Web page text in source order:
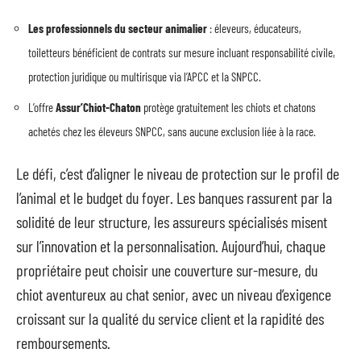
Les professionnels du secteur animalier : éleveurs, éducateurs,
toiletteurs bénéficient de contrats sur mesure incluant responsabilité civile,
protection juridique ou multirisque via l’APCC et la SNPCC.
L’offreAssur’Chiot-Chaton protège gratuitement les chiots et chatons
achetés chez les éleveurs SNPCC, sans aucune exclusion liée à la race.
Le défi, c’est d’aligner le niveau de protection sur le profil de
l’animal et le budget du foyer. Les banques rassurent par la
solidité de leur structure, les assureurs spécialisés misent
sur l’innovation et la personnalisation. Aujourd’hui, chaque
propriétaire peut choisir une couverture sur-mesure, du
chiot aventureux au chat senior, avec un niveau d’exigence
croissant sur la qualité du service client et la rapidité des
remboursements.